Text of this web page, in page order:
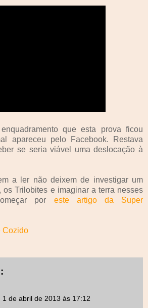
que esta prova ficou
apareceu pelo Facebook. Restava
se seria viável uma deslocação à
a ler não deixem de investigar um
os Trilobites e imaginar a terra nesses
por este artigo da Super
Cozido
1 de abril de 2013 às 17:12